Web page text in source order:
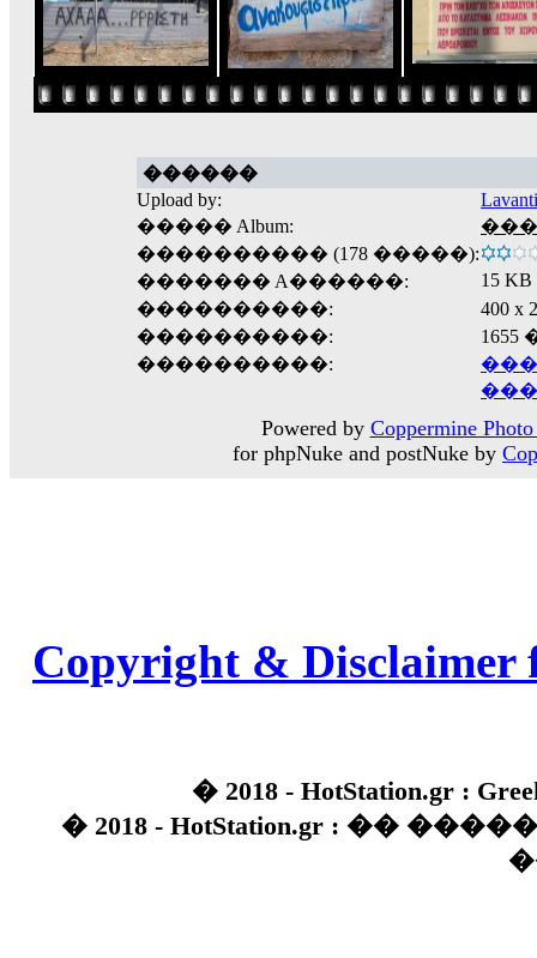
������
Upload by:
����� Album:
���������� (178 �����):
������� A������:
15 KB
����������:
400
����������:
����������:
Powered by Coppermine
for phpNuke and postNuke by
Copyright & Disclaimer
� 2018 - HotStation.gr :
� 2018 - HotStation.gr : ��